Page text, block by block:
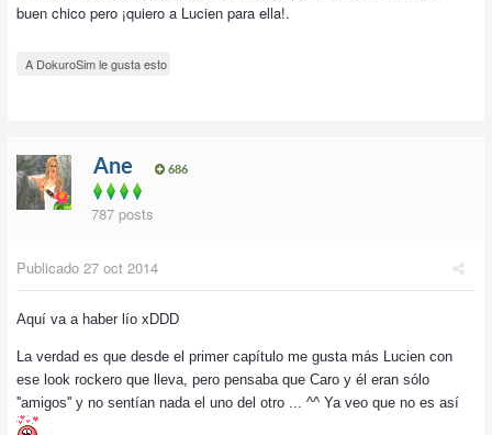
buen chico pero ¡quiero a Lucien para ella!.
A DokuroSim le gusta esto
Ane 686
787 posts
Publicado 27 oct 2014
Aquí va a haber lío xDDD
La verdad es que desde el primer capítulo me gusta más Lucien con
ese look rockero que lleva, pero pensaba que Caro y él eran sólo
''amigos'' y no sentían nada el uno del otro ... ^^ Ya veo que no es así